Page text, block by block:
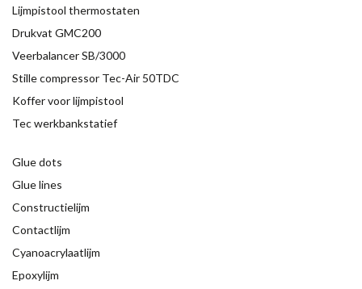
Lijmpistool thermostaten
Drukvat GMC200
Veerbalancer SB/3000
Stille compressor Tec-Air 50TDC
Koffer voor lijmpistool
Tec werkbankstatief
Glue dots
Glue lines
Constructielijm
Contactlijm
Cyanoacrylaatlijm
Epoxylijm